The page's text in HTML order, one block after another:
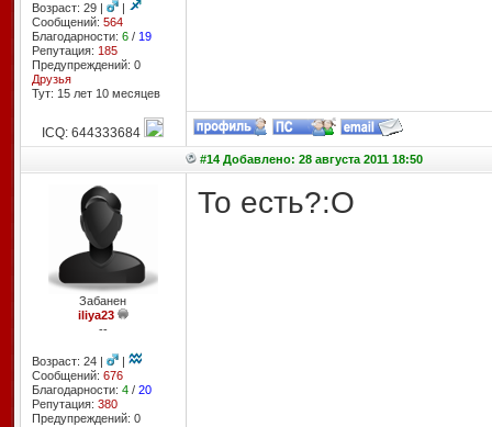
Возраст: 29 |
|
Сообщений: 564
Благодарности: 6/ 19
Репутация: 185
Предупреждений: 0
Друзья
Тут: 15 лет 10 месяцев
ICQ: 644333684
#14 Добавлено: 28 августа 2011 18:50
Забанен
iliya23
--
Возраст: 24 |
|
Сообщений: 676
Благодарности: 4/ 20
Репутация: 380
Предупреждений: 0
То есть?:О